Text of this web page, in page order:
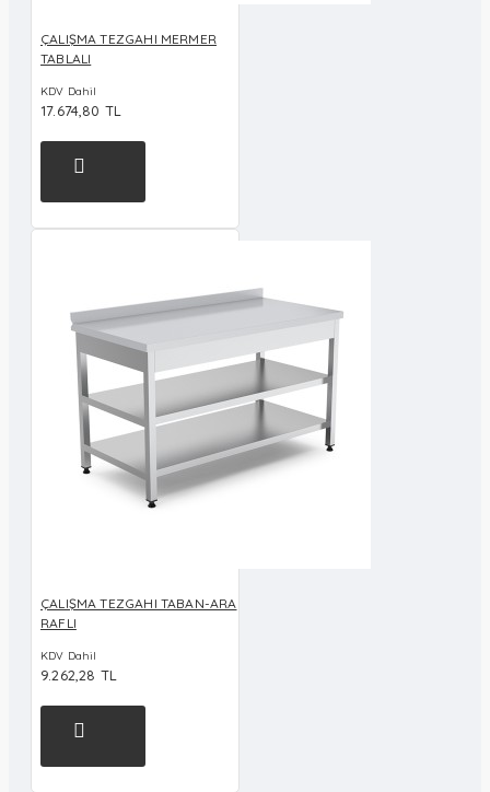
ÇALIŞMA TEZGAHI MERMER
TABLALI
KDV Dahil
17.674,80 TL
ÇALIŞMA TEZGAHI TABAN-ARA
RAFLI
KDV Dahil
9.262,28 TL